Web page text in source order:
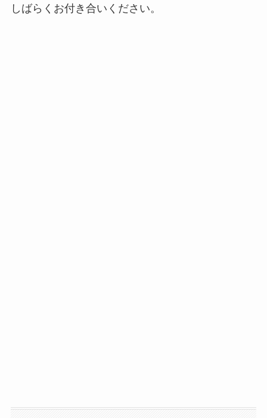
しばらくお付き合いください。